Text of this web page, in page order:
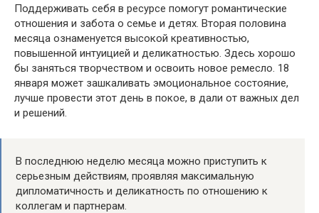
Поддерживать себя в ресурсе помогут романтические
отношения и забота о семье и детях. Вторая половина
месяца ознаменуется высокой креативностью,
повышенной интуицией и деликатностью. Здесь хорошо
бы заняться творчеством и освоить новое ремесло. 18
января может зашкаливать эмоциональное состояние,
лучше провести этот день в покое, в дали от важных дел
и решений.
В последнюю неделю месяца можно приступить к
серьезным действиям, проявляя максимальную
дипломатичность и деликатность по отношению к
коллегам и партнерам.